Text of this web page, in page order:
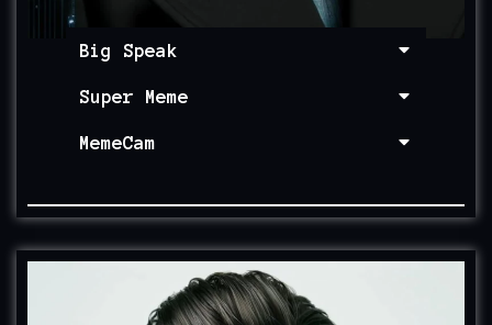
Big Speak
Super Meme
MemeCam